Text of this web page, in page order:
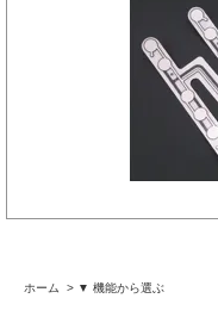
ホーム > ▼ 機能から選ぶ